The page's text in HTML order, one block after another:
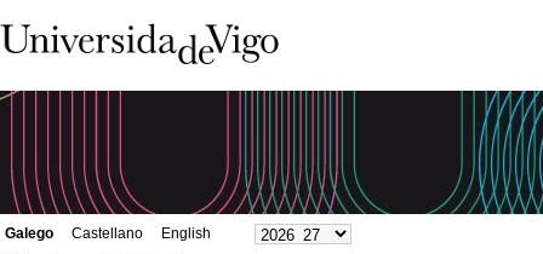
Galego Castellano English